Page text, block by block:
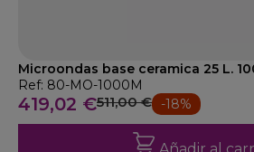
Microondas base ceramica 25 L.
Ref: 80-MO-1000M
419,02 €511,00 € -18%